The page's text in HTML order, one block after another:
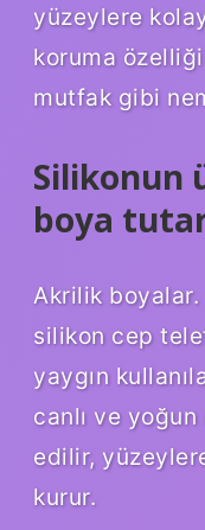
yüzeylere
koruma
mutfak gibi
Silikonun
boya
Akrilik
silikon cep
yaygın
canlı ve
edilir,
kurur.